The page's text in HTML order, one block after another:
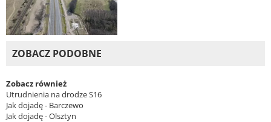
ZOBACZ PODOBNE
Zobacz również
Utrudnienia na drodze S16
Jak dojadę - Barczewo
Jak dojadę - Olsztyn